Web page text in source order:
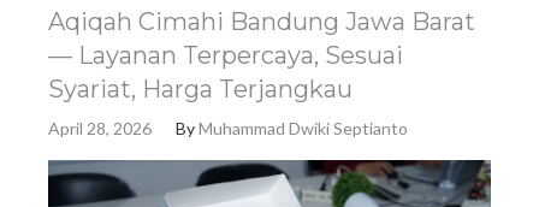
Aqiqah Cimahi Bandung Jawa Barat
— Layanan Terpercaya, Sesuai
Syariat, Harga Terjangkau
April 28, 2026 ByMuhammad Dwiki Septianto